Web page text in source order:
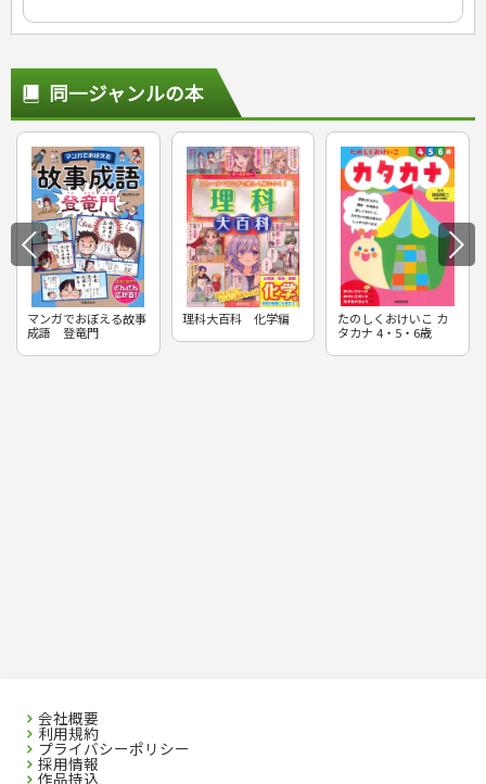
同一ジャンルの本
マンガでおぼえる故事
成語 登竜門
理科大百科 化学編
たのしくおけいこ カ
タカナ 4・5・6歳
会社概要
利用規約
プライバシーポリシー
採用情報
作品持込